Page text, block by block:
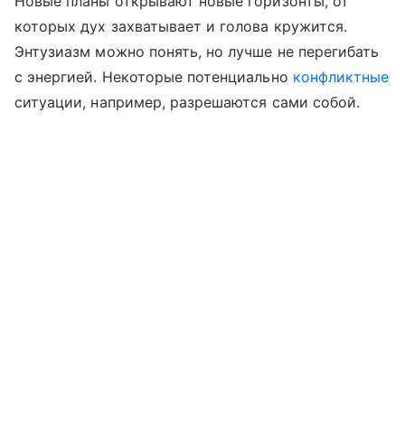
которых дух захватывает и голова кружится.
Энтузиазм можно понять, но лучше не перегибать
с энергией. Некоторые потенциально конфликтные
ситуации, например, разрешаются сами собой.